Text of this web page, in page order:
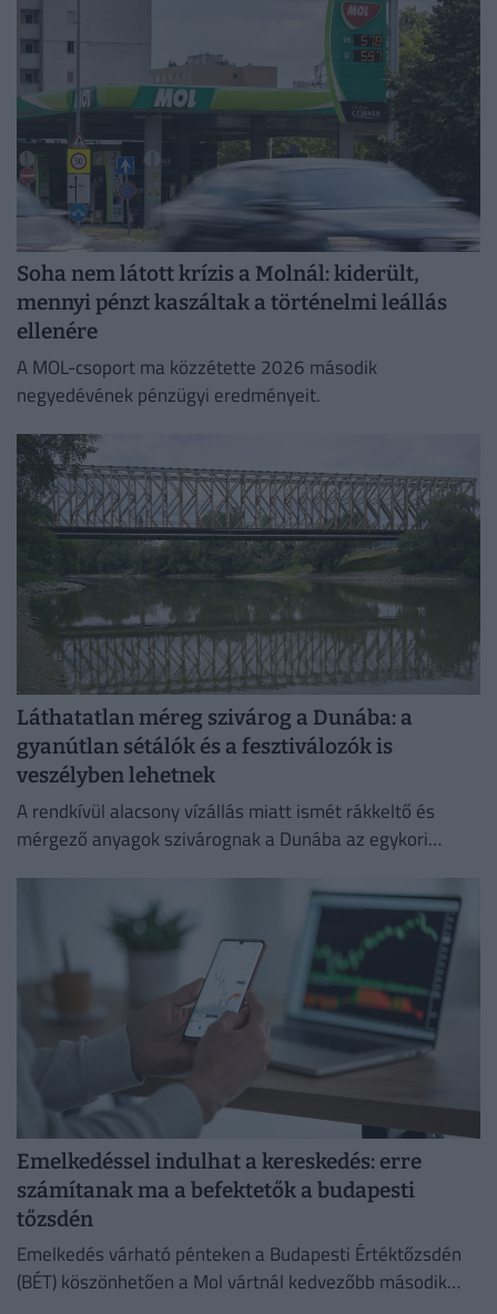
Soha nem látott krízis a Molnál: kiderült,
mennyi pénzt kaszáltak a történelmi leállás
ellenére
A MOL-csoport ma közzétette 2026 második
negyedévének pénzügyi eredményeit.
Láthatatlan méreg szivárog a Dunába: a
gyanútlan sétálók és a fesztiválozók is
veszélyben lehetnek
A rendkívül alacsony vízállás miatt ismét rákkeltő és
mérgező anyagok szivárognak a Dunába az egykori
Emelkedéssel indulhat a kereskedés: erre
számítanak ma a befektetők a budapesti
tőzsdén
Emelkedés várható pénteken a Budapesti Értéktőzsdén
(BÉT) köszönhetően a Mol vártnál kedvezőbb második